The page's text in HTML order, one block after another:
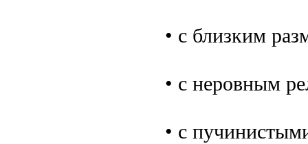
• с близким
• с неровным
• с